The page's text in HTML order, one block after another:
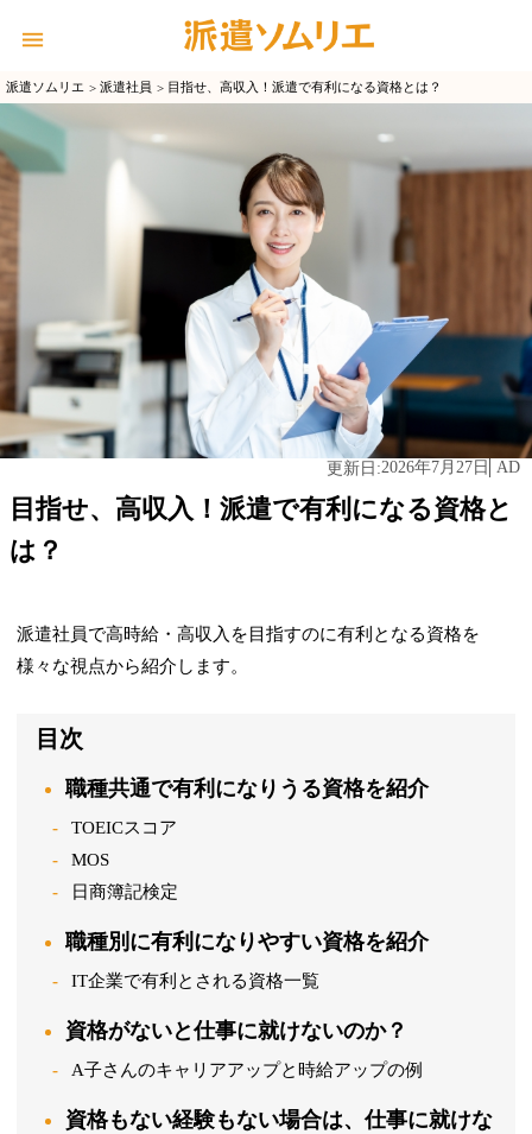
派遣ソムリエ 派遣社員 目指せ、高収入！派遣で有利になる資格とは？
更新日:2026年7月27日 AD
目指せ、高収入！派遣で有利になる資格と
は？
派遣社員で高時給・高収入を目指すのに有利となる資格を
様々な視点から紹介します。
目次
職種共通で有利になりうる資格を紹介
TOEICスコア
MOS
日商簿記検定
職種別に有利になりやすい資格を紹介
IT企業で有利とされる資格一覧
資格がないと仕事に就けないのか？
A子さんのキャリアアップと時給アップの例
資格もない経験もない場合は、仕事に就けな